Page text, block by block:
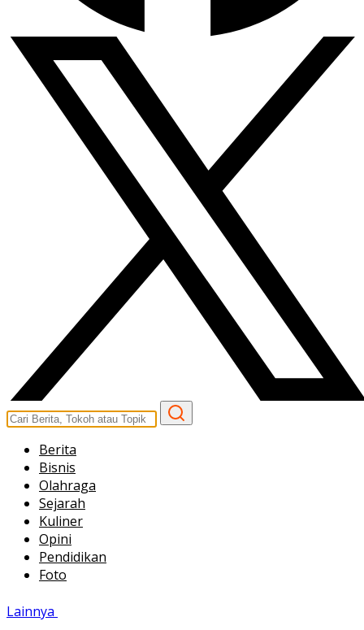
Berita
Bisnis
Olahraga
Sejarah
Kuliner
Opini
Pendidikan
Foto
Lainnya